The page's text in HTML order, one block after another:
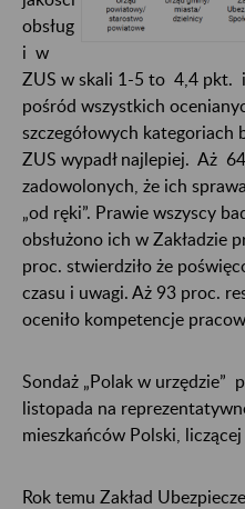
obsług
i w
ZUS w skali 1-5 to 4,4 pkt.
pośród wszystkich
szczegółowych kategoriach
ZUS wypadł najlepiej. Aż
zadowolonych, że ich
„od ręki”. Prawie wszyscy
obsłużono ich w Zakładzie
proc. stwierdziło że
czasu i uwagi. Aż 93 proc.
oceniło kompetencje
Sondaż „Polak w urzędzie”
listopada na
mieszkańców Polski,
Rok temu Zakład